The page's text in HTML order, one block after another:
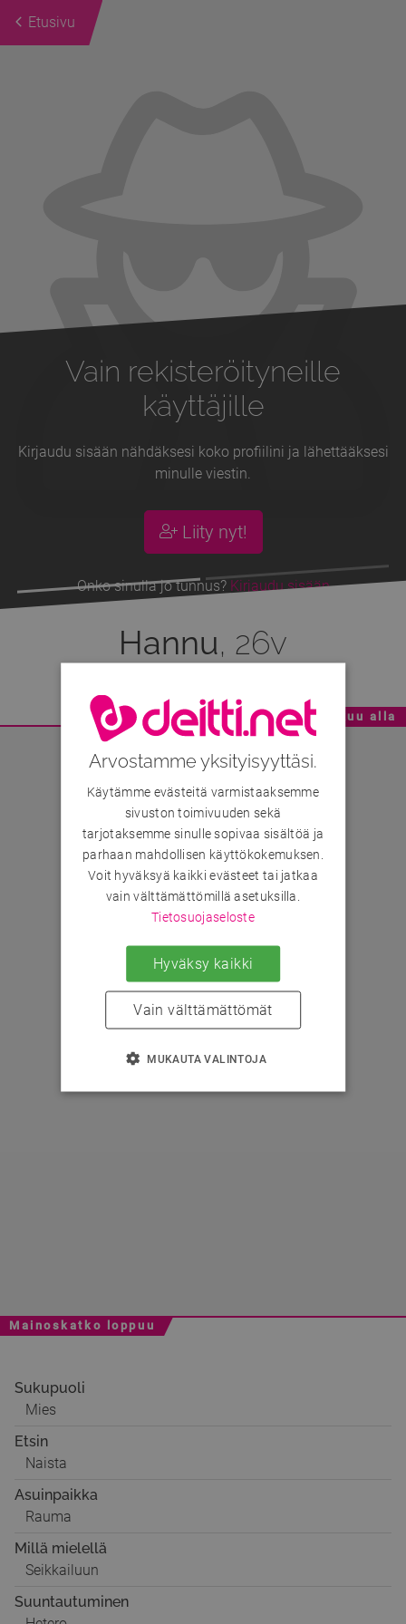
Etusivu
Vain rekisteröityneille
käyttäjille
Kirjaudu sisään nähdäksesi koko profiilini ja lähettääksesi
minulle viestin.
Liity nyt!
Onko sinulla jo tunnus? Kirjaudu sisään
Hannu, 26v
Mainoskatko - Sisältö jatkuu alla
Mainoskatko loppuu
Sukupuoli
Mies
Etsin
Naista
Asuinpaikka
Rauma
Millä mielellä
Seikkailuun
Suuntautuminen
Arvostamme yksityisyyttäsi.
Käytämme evästeitä varmistaaksemme
sivuston toimivuuden sekä
tarjotaksemme sinulle sopivaa sisältöä ja
parhaan mahdollisen käyttökokemuksen.
Voit hyväksyä kaikki evästeet tai jatkaa
vain välttämättömillä asetuksilla.
Tietosuojaseloste
Hyväksy kaikki
Vain välttämättömät
MUKAUTA VALINTOJA